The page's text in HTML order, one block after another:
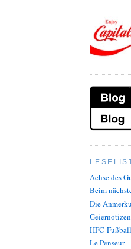
Achse des
Beim
Die
Geiernotizen
HFC-
Le Penseur